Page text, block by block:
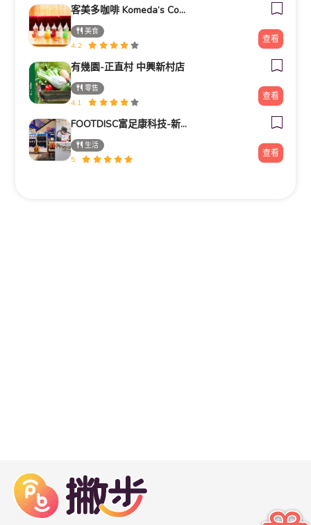
客美多咖啡 Komeda‘s Coffee - 台南小北店
美食
4.2
查看
有幾園-正直村 中興新村店
零售
4.1
查看
FOOTDISC富足康科技-新光三越-桃園站前店
生活
5
查看